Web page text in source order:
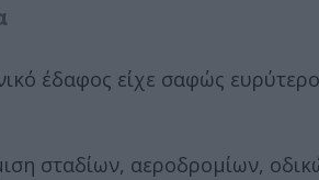
έδαφος είχε σαφώς
σταδίων, αεροδρομίων,